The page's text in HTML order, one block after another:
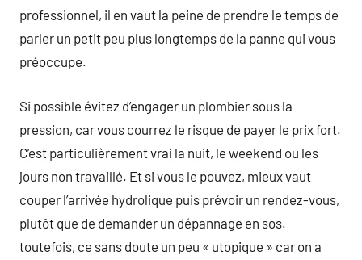
professionnel, il en vaut la peine de prendre le temps de
parler un petit peu plus longtemps de la panne qui vous
préoccupe.
Si possible évitez d’engager un plombier sous la
pression, car vous courrez le risque de payer le prix fort.
C’est particulièrement vrai la nuit, le weekend ou les
jours non travaillé. Et si vous le pouvez, mieux vaut
couper l’arrivée hydrolique puis prévoir un rendez-vous,
plutôt que de demander un dépannage en sos.
toutefois, ce sans doute un peu « utopique » car on a